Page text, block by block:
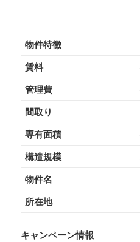
物件特徴
賃料
管理費
間取り
専有面積
構造規模
物件名
所在地
キャンペーン情報